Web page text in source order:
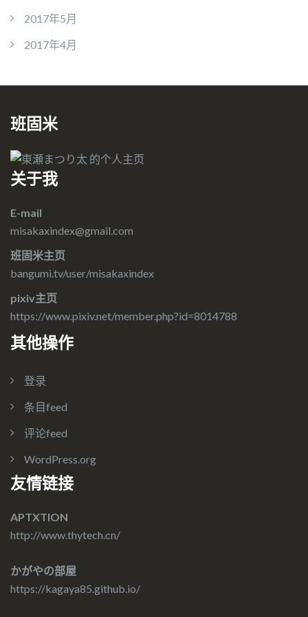
2017年5月
2017年4月
班固米
关于我
E-mail
misakaxindex@gmail.com
班固米主页
bangumi.tv/user/misakaxindex
pixiv主页
https://www.pixiv.net/member.php?id=8014788
其他操作
登录
条目feed
评论feed
WordPress.org
友情链接
APTXTION
http://www.thytech.cn/
かがやの部屋
https://kagaya85.github.io/